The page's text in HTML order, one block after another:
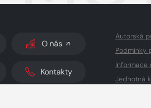
O nás
Kontakty
Autorská
Podmínky
Informace
Jednotná